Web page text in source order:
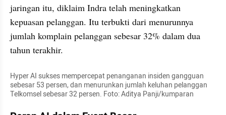
jaringan itu, diklaim Indra telah meningkatkan
kepuasan pelanggan. Itu terbukti dari menurunnya
jumlah komplain pelanggan sebesar 32% dalam dua
tahun terakhir.
Hyper AI sukses mempercepat penanganan insiden gangguan
sebesar 53 persen, dan menurunkan jumlah keluhan pelanggan
Telkomsel sebesar 32 persen. Foto: Aditya Panji/kumparan